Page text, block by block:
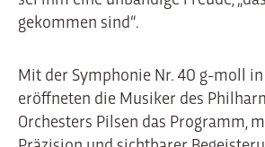
gekommen sind“.
Mit der Symphonie Nr. 40 g-moll
eröffneten die Musiker des
Orchesters Pilsen das Programm,